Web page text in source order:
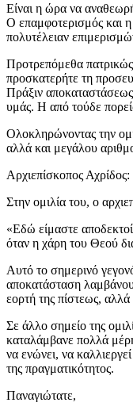
Είναι η ώρα να
Ο επαμφοτερισμός και
πολυτέλειαν
Προτρεπόμεθα πατρικώς
προσκατερήτε τη
Πράξιν αποκαταστάσεως
υμάς. Η από τούδε
Ολοκληρώνοντας την
αλλά και μεγάλου
Αρχιεπίσκοπος
Στην ομιλία του, ο
«Εδώ είμαστε
όταν η χάρη του Θεού
Αυτό το σημερινό
αποκατάσταση
εορτή της πίστεως,
Σε άλλο σημείο της
καταλάμβανε πολλά
να ενώνει, να
της πραγματικότητος.
Παναγιώτατε,